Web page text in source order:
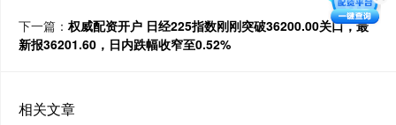
下一篇： 权威配资开户 日经225指数刚刚突破36200.00关口，最
新报36201.60，日内跌幅收窄至0.52%
相关文章